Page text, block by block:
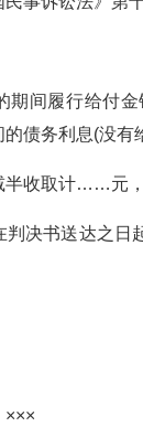
期间履行给付
债务利息(没有
收取计……元，
判决书送达之日